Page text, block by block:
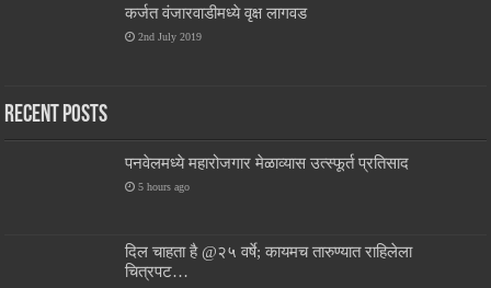
कर्जत वंजारवाडीमध्ये वृक्ष लागवड
2nd July 2019
Recent Posts
पनवेलमध्ये महारोजगार मेळाव्यास उत्स्फूर्त प्रतिसाद
5 hours ago
दिल चाहता है @२५ वर्षे; कायमच तारुण्यात राहिलेला
चित्रपट…